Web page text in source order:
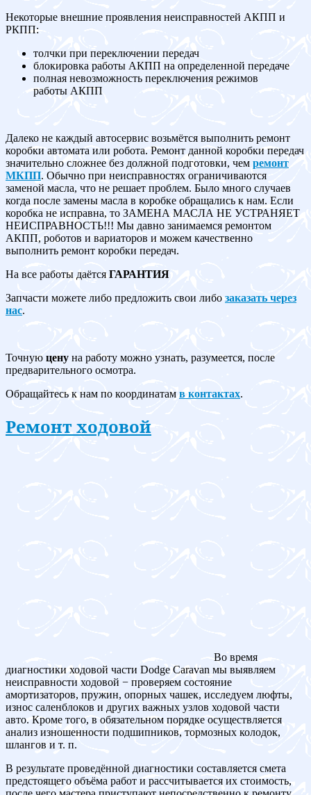
Некоторые внешние проявления неисправностей АКПП и
РКПП:
толчки при переключении передач
блокировка работы АКПП на определенной передаче
полная невозможность переключения режимов
работы АКПП
Далеко не каждый автосервис возьмётся выполнить ремонт
коробки автомата или робота. Ремонт данной коробки передач
значительно сложнее без должной подготовки, чем ремонт
МКПП. Обычно при неисправностях ограничиваются
заменой масла, что не решает проблем. Было много случаев
когда после замены масла в коробке обращались к нам. Если
коробка не исправна, то ЗАМЕНА МАСЛА НЕ УСТРАНЯЕТ
НЕИСПРАВНОСТЬ!!! Мы давно занимаемся ремонтом
АКПП, роботов и вариаторов и можем качественно
выполнить ремонт коробки передач.
На все работы даётсяГАРАНТИЯ
Запчасти можете либо предложить свои либо заказать через
нас.
Точную цену на работу можно узнать, разумеется, после
предварительного осмотра.
Обращайтесь к нам по координатам в контактах.
Ремонт ходовой
Во время
диагностики ходовой части Dodge Caravan мы выявляем
неисправности ходовой − проверяем состояние
амортизаторов, пружин, опорных чашек, исследуем люфты,
износ саленблоков и других важных узлов ходовой части
авто. Кроме того, в обязательном порядке осуществляется
анализ изношенности подшипников, тормозных колодок,
шлангов и т. п.
В результате проведённой диагностики составляется смета
предстоящего объёма работ и рассчитывается их стоимость,